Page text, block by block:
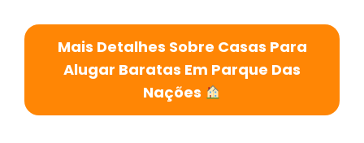
Mais Detalhes Sobre Casas Para
Alugar Baratas Em Parque Das
Nações